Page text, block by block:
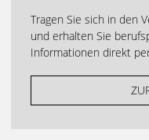
Tragen Sie sich in den
und erhalten Sie
Informationen direkt